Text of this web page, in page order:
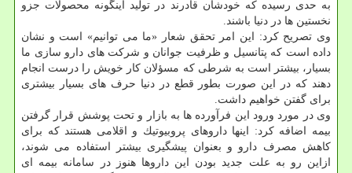
به حدی رسیده كه خودشان قادرند در تولید اینگونه محصولات جزو
نخستین ها در دنیا باشند.
وی تصریح كرد: این امر تحقق شعار «ما می توانیم» است و نشان
داده است كه پتانسیل و ظرفیت جوانان و شركت های دارو سازی ما
بسیار، بیشتر است به شرطی كه مسؤلان كار خویش را درست انجام
دهند كه در این صورت بطور قطع در دنیا حرف های بسیار بیشتری
برای گفتن خواهیم داشت.
وی در مورد ورود این فرآورده ها به بازار و تحت پوشش قرار گرفتن
بیمه اضافه كرد: اینها داروهای پروبیوتیك و اقلامی هستند كه برای
كاهش مصرف دارو و بعنوان پیشگیری بیشتر استفاده می شوند،
ازاین رو به علت جدید بودن این داروها هنوز در سامانه بیمه ای